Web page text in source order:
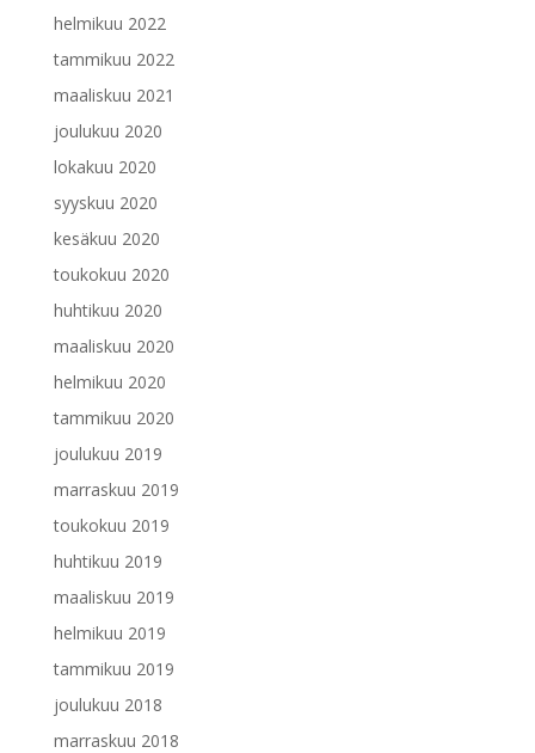
helmikuu 2022
tammikuu 2022
maaliskuu 2021
joulukuu 2020
lokakuu 2020
syyskuu 2020
kesäkuu 2020
toukokuu 2020
huhtikuu 2020
maaliskuu 2020
helmikuu 2020
tammikuu 2020
joulukuu 2019
marraskuu 2019
toukokuu 2019
huhtikuu 2019
maaliskuu 2019
helmikuu 2019
tammikuu 2019
joulukuu 2018
marraskuu 2018